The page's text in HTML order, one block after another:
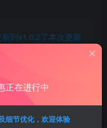
到v1.0.2了本次更新
提示词、追加提示词
特色图片生成上，具
正在进行中
细节优化，欢迎体验